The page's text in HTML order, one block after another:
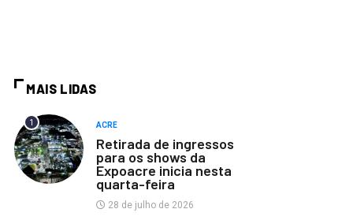
MAIS LIDAS
1 ACRE
Retirada de ingressos
para os shows da
Expoacre inicia nesta
quarta-feira
28 de julho de 2026